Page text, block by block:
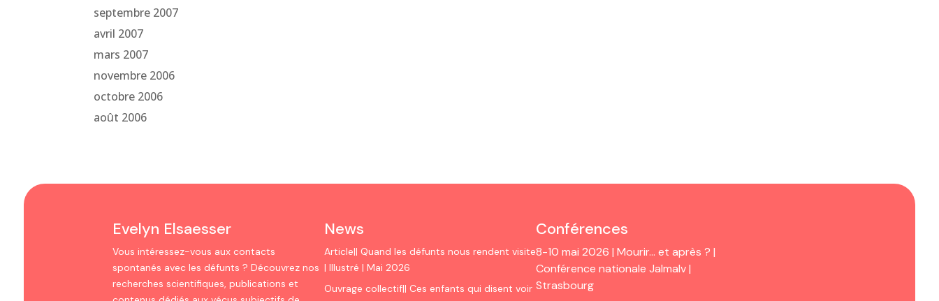
septembre 2007
avril 2007
mars 2007
novembre 2006
octobre 2006
août 2006
Evelyn Elsaesser
Vous intéressez-vous aux contacts
spontanés avec les défunts ? Découvrez nos
recherches scientifiques, publications et
News
Article|| Quand les défunts nous rendent visite
| Illustré | Mai 2026
Ouvrage collectif|| Ces enfants qui disent voir
Conférences
8-10 mai 2026 | Mourir… et après ? |
Conférence nationale Jalmalv |
Strasbourg